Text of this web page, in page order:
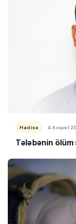
Hadisə 4 Avqust
Tələbənin